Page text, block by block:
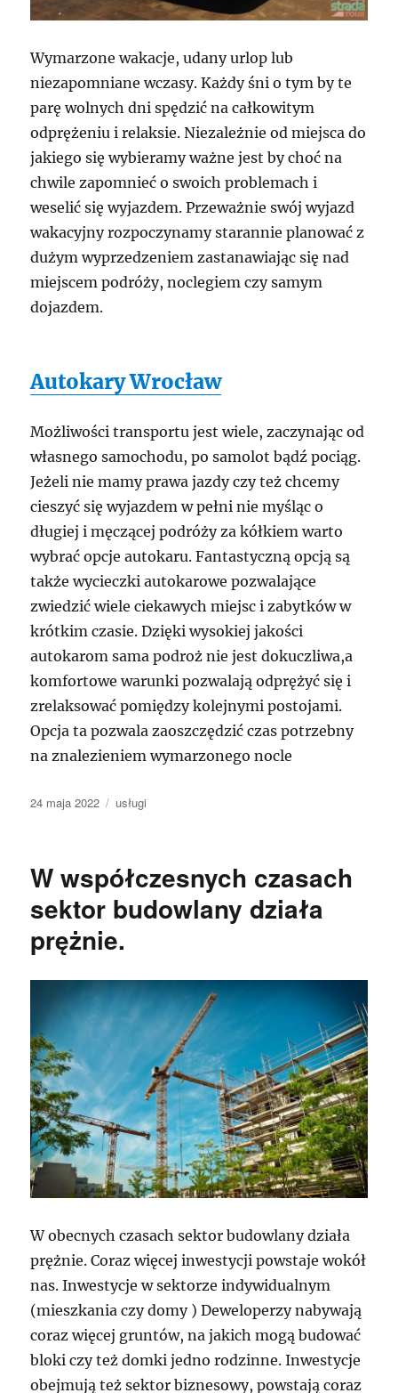
Wymarzone wakacje, udany urlop lub
niezapomniane wczasy. Każdy śni o tym by te
parę wolnych dni spędzić na całkowitym
odprężeniu i relaksie. Niezależnie od miejsca do
jakiego się wybieramy ważne jest by choć na
chwile zapomnieć o swoich problemach i
weselić się wyjazdem. Przeważnie swój wyjazd
wakacyjny rozpoczynamy starannie planować z
dużym wyprzedzeniem zastanawiając się nad
miejscem podróży, noclegiem czy samym
dojazdem.
Autokary Wrocław
Możliwości transportu jest wiele, zaczynając od
własnego samochodu, po samolot bądź pociąg.
Jeżeli nie mamy prawa jazdy czy też chcemy
cieszyć się wyjazdem w pełni nie myśląc o
długiej i męczącej podróży za kółkiem warto
wybrać opcje autokaru. Fantastyczną opcją są
także wycieczki autokarowe pozwalające
zwiedzić wiele ciekawych miejsc i zabytków w
krótkim czasie. Dzięki wysokiej jakości
autokarom sama podroż nie jest dokuczliwa,a
komfortowe warunki pozwalają odprężyć się i
zrelaksować pomiędzy kolejnymi postojami.
Opcja ta pozwala zaoszczędzić czas potrzebny
na znalezieniem wymarzonego nocle
Data
24 maja 2022 Kategorie
usługi
W współczesnych czasach
sektor budowlany działa
prężnie.
W obecnych czasach sektor budowlany działa
prężnie. Coraz więcej inwestycji powstaje wokół
nas. Inwestycje w sektorze indywidualnym
(mieszkania czy domy ) Deweloperzy nabywają
coraz więcej gruntów, na jakich mogą budować
bloki czy też domki jedno rodzinne. Inwestycje
obejmują też sektor biznesowy, powstają coraz